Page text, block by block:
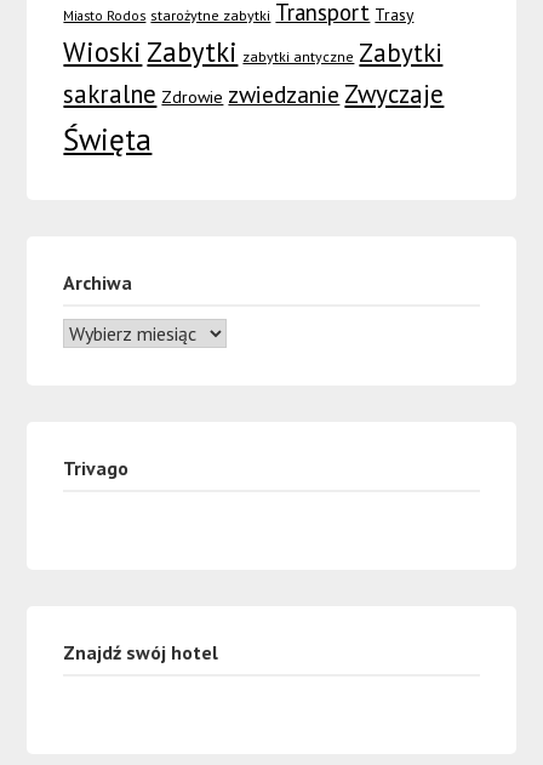
Miasto Rodos starożytne zabytki Transport Trasy
Wioski Zabytki zabytki antyczne Zabytki
sakralne Zdrowie zwiedzanie Zwyczaje
Święta
Archiwa
Trivago
Znajdź swój hotel